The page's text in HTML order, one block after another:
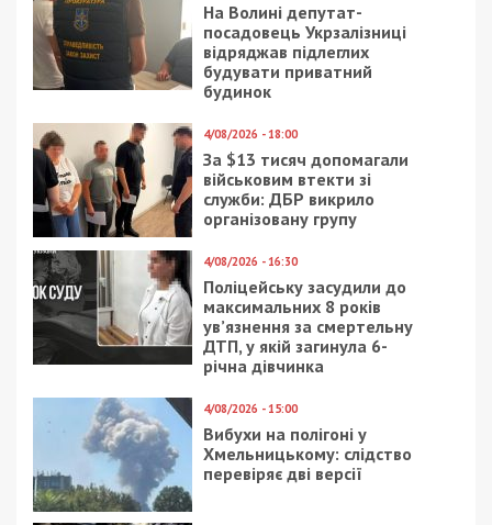
На Волині депутат-
посадовець Укрзалізниці
відряджав підлеглих
будувати приватний
будинок
4/08/2026 - 18:00
За $13 тисяч допомагали
військовим втекти зі
служби: ДБР викрило
організовану групу
4/08/2026 - 16:30
Поліцейську засудили до
максимальних 8 років
ув’язнення за смертельну
ДТП, у якій загинула 6-
річна дівчинка
4/08/2026 - 15:00
Вибухи на полігоні у
Хмельницькому: слідство
перевіряє дві версії